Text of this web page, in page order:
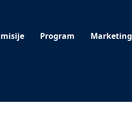
Program Marketing